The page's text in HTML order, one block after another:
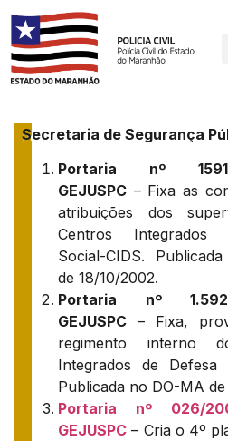
PORTARIAS
Secretaria de Segurança
Portaria nº 1591/
GEJUSPC – Fixa as
atribuições dos
Centros Integrados
Social-CIDS.
de 18/10/2002.
Portaria nº 1.592/
GEJUSPC – Fixa,
regimento interno
Integrados de Defesa
Publicada no DO-MA
Portaria nº 026/
GEJUSPC – Cria o 4º